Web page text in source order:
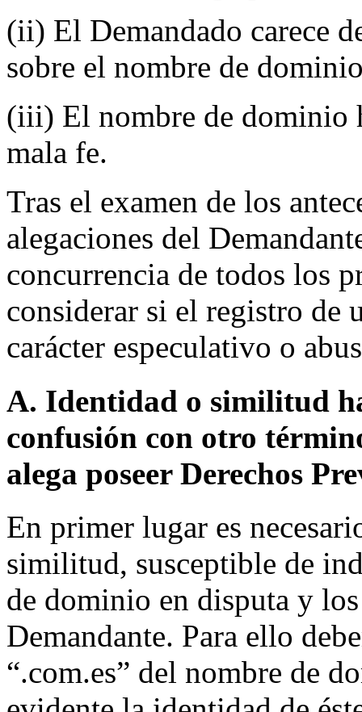
(ii) El Demandado carece
sobre el nombre de
(iii) El nombre de dominio
mala fe.
Tras el examen de los
alegaciones del
concurrencia de todos los
considerar si el registro de
carácter especulativo o
A. Identidad o similitud
confusión con otro
alega poseer Derechos
En primer lugar es
similitud, susceptible de
de dominio en disputa y
Demandante. Para ello
“.com.es” del nombre de